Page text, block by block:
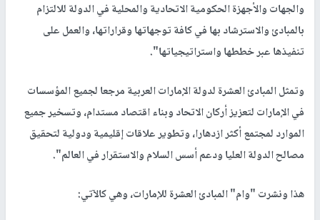
والجهات والأجهزة الحكومية الاتحادية والمحلية في الدولة للالتزام
بالمبادئ والاسترشاد بها في كافة توجهاتها وقراراتها، والعمل على
تنفيذها عبر خططها واستراتيجياتها".
وتمثل المبادئ العشرة لدولة الإمارات العربية مرجعا لجميع المؤسسات
في الإمارات لتعزيز أركان الاتحاد وبناء اقتصاد مستدام، وتسخير جميع
الموارد لمجتمع أكثر ازدهارا، وتطوير علاقات إقليمية ودولية لتحقيق
مصالح الدولة العليا ودعم أسس السلام والاستقرار في العالم".
هذا ونشرت "وام" المبادئ العشرة للإمارات، وهي كالآتي: